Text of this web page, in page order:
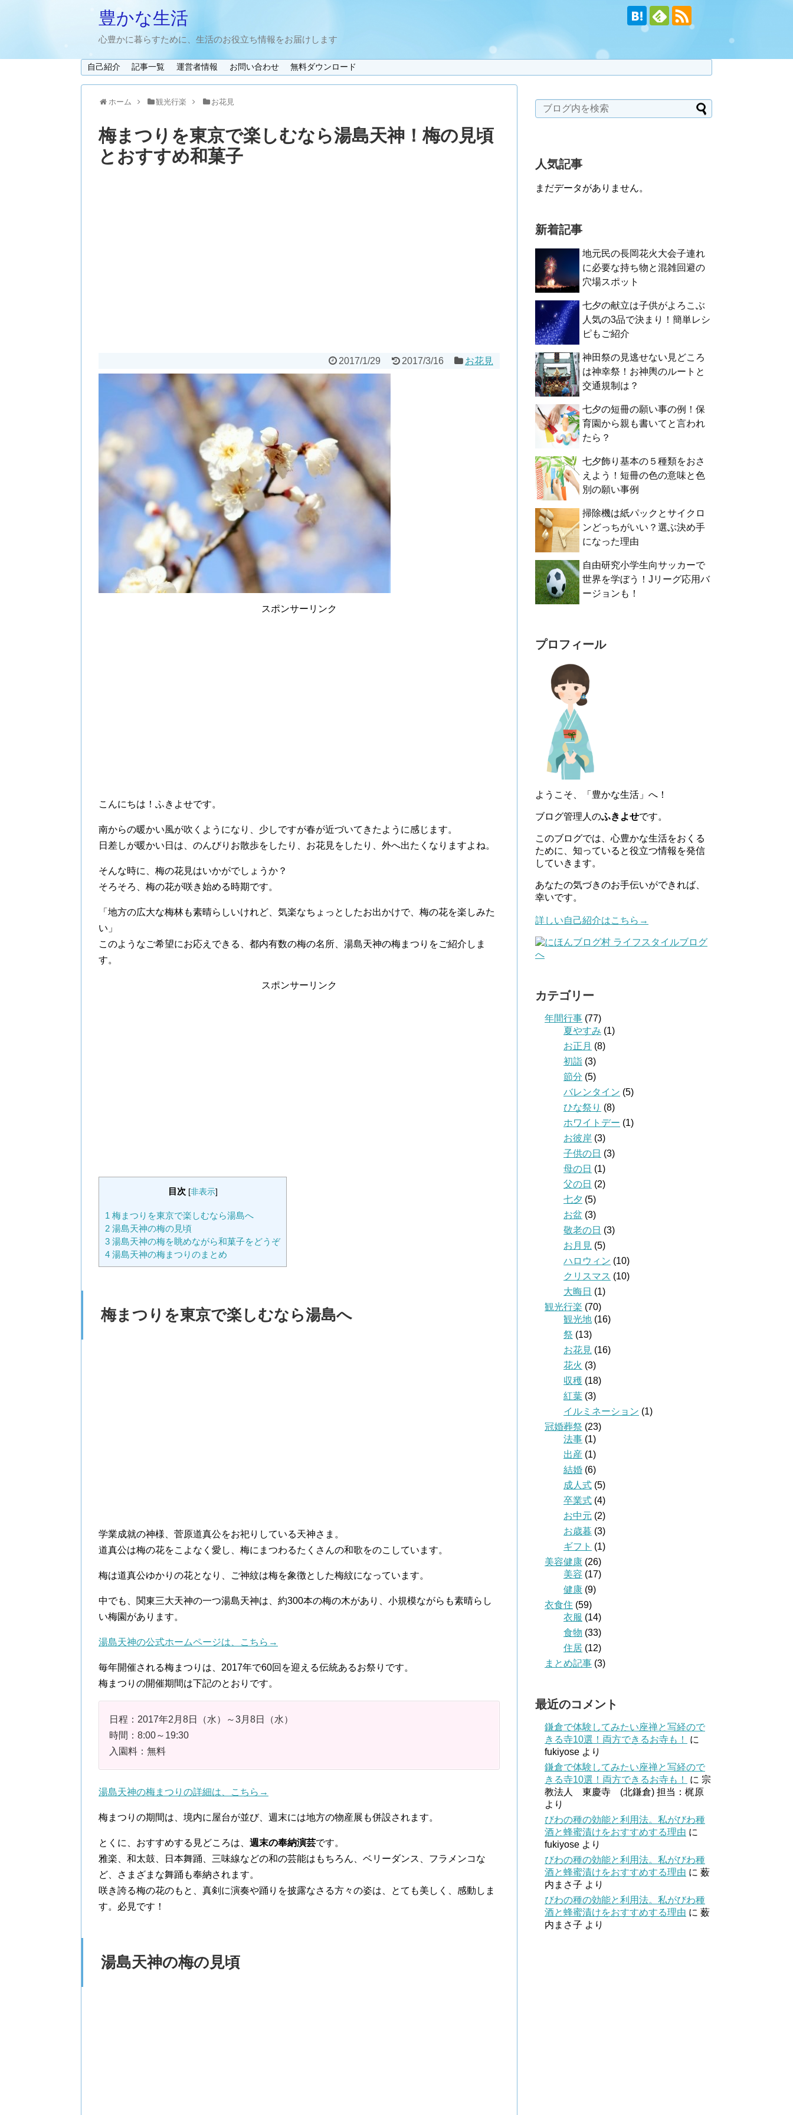
豊かな生活
心豊かに暮らすために、生活のお役立ち情報をお届けします
自己紹介 記事一覧 運営者情報 お問い合わせ 無料ダウンロード
ホーム 観光行楽 お花見
梅まつりを東京で楽しむなら湯島天神！梅の見頃
とおすすめ和菓子
2017/1/29 2017/3/16 お花見
スポンサーリンク
こんにちは！ふきよせです。
南からの暖かい風が吹くようになり、少しですが春が近づいてきたように感じます。
日差しが暖かい日は、のんびりお散歩をしたり、お花見をしたり、外へ出たくなりますよね。
そんな時に、梅の花見はいかがでしょうか？
そろそろ、梅の花が咲き始める時期です。
「地方の広大な梅林も素晴らしいけれど、気楽なちょっとしたお出かけで、梅の花を楽しみた
い」
このようなご希望にお応えできる、都内有数の梅の名所、湯島天神の梅まつりをご紹介しま
す。
スポンサーリンク
目次 [非表示]
1 梅まつりを東京で楽しむなら湯島へ
2 湯島天神の梅の見頃
3 湯島天神の梅を眺めながら和菓子をどうぞ
4 湯島天神の梅まつりのまとめ
梅まつりを東京で楽しむなら湯島へ
学業成就の神様、菅原道真公をお祀りしている天神さま。
道真公は梅の花をこよなく愛し、梅にまつわるたくさんの和歌をのこしています。
梅は道真公ゆかりの花となり、ご神紋は梅を象徴とした梅紋になっています。
中でも、関東三大天神の一つ湯島天神は、約300本の梅の木があり、小規模ながらも素晴らし
い梅園があります。
湯島天神の公式ホームページは、こちら→
毎年開催される梅まつりは、2017年で60回を迎える伝統あるお祭りです。
梅まつりの開催期間は下記のとおりです。
日程：2017年2月8日（水）～3月8日（水）
時間：8:00～19:30
入園料：無料
湯島天神の梅まつりの詳細は、こちら→
梅まつりの期間は、境内に屋台が並び、週末には地方の物産展も併設されます。
とくに、おすすめする見どころは、 週末の奉納演芸です。
雅楽、和太鼓、日本舞踊、三味線などの和の芸能はもちろん、ベリーダンス、フラメンコな
ど、さまざまな舞踊も奉納されます。
咲き誇る梅の花のもと、真剣に演奏や踊りを披露なさる方々の姿は、とても美しく、感動しま
す。必見です！
湯島天神の梅の見頃
人気記事
まだデータがありません。
新着記事
地元民の長岡花火大会子連れ
に必要な持ち物と混雑回避の
穴場スポット
七夕の献立は子供がよろこぶ
人気の3品で決まり！簡単レシ
ピもご紹介
神田祭の見逃せない見どころ
は神幸祭！お神輿のルートと
交通規制は？
七夕の短冊の願い事の例！保
育園から親も書いてと言われ
たら？
七夕飾り基本の５種類をおさ
えよう！短冊の色の意味と色
別の願い事例
掃除機は紙パックとサイクロ
ンどっちがいい？選ぶ決め手
になった理由
自由研究小学生向サッカーで
世界を学ぼう！Jリーグ応用バ
ージョンも！
プロフィール
ようこそ、「豊かな生活」へ！
ブログ管理人のふきよせです。
このブログでは、心豊かな生活をおくる
ために、知っていると役立つ情報を発信
していきます。
あなたの気づきのお手伝いができれば、
幸いです。
詳しい自己紹介はこちら→
カテゴリー
年間行事 (77)
夏やすみ (1)
お正月 (8)
初詣 (3)
節分 (5)
バレンタイン (5)
ひな祭り (8)
ホワイトデー (1)
お彼岸 (3)
子供の日 (3)
母の日 (1)
父の日 (2)
七夕 (5)
お盆 (3)
敬老の日 (3)
お月見 (5)
ハロウィン (10)
クリスマス (10)
大晦日 (1)
観光行楽 (70)
観光地 (16)
祭 (13)
お花見 (16)
花火 (3)
収穫 (18)
紅葉 (3)
イルミネーション (1)
冠婚葬祭 (23)
法事 (1)
出産 (1)
結婚 (6)
成人式 (5)
卒業式 (4)
お中元 (2)
お歳暮 (3)
ギフト (1)
美容健康 (26)
美容 (17)
健康 (9)
衣食住 (59)
衣服 (14)
食物 (33)
住居 (12)
まとめ記事 (3)
最近のコメント
鎌倉で体験してみたい座禅と写経ので
きる寺10選！両方できるお寺も！
に
fukiyose より
鎌倉で体験してみたい座禅と写経ので
きる寺10選！両方できるお寺も！
に 宗
教法人 東慶寺 (北鎌倉) 担当：梶原
より
びわの種の効能と利用法。私がびわ種
酒と蜂蜜漬けをおすすめする理由 に
fukiyose より
びわの種の効能と利用法。私がびわ種
酒と蜂蜜漬けをおすすめする理由 に 薮
内まさ子 より
びわの種の効能と利用法。私がびわ種
酒と蜂蜜漬けをおすすめする理由 に 薮
内まさ子 より